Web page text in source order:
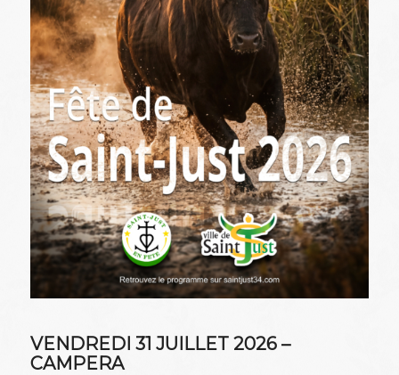
VENDREDI 31 JUILLET 2026 –
CAMPERA